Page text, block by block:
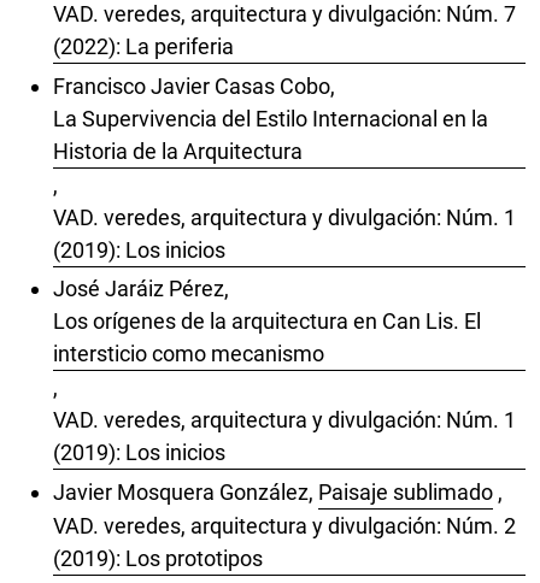
VAD. veredes, arquitectura y divulgación: Núm. 7
(2022): La periferia
Francisco Javier Casas Cobo,
La Supervivencia del Estilo Internacional en la
Historia de la Arquitectura
,
VAD. veredes, arquitectura y divulgación: Núm. 1
(2019): Los inicios
José Jaráiz Pérez,
Los orígenes de la arquitectura en Can Lis. El
intersticio como mecanismo
,
VAD. veredes, arquitectura y divulgación: Núm. 1
(2019): Los inicios
Javier Mosquera González, Paisaje sublimado ,
VAD. veredes, arquitectura y divulgación: Núm. 2
(2019): Los prototipos